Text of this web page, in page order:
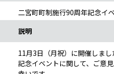
二宮町町制施行90周年記念イ
説明
11月3日（月祝）に開催しま
記念イベントに関して、ご意